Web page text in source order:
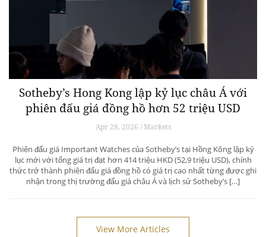
Sotheby’s Hong Kong lập kỷ lục châu Á với
phiên đấu giá đồng hồ hơn 52 triệu USD
Apr 28, 2026 / Markets
Phiên đấu giá Important Watches của Sotheby’s tại Hồng Kông lập kỷ
lục mới với tổng giá trị đạt hơn 414 triệu HKD (52,9 triệu USD), chính
thức trở thành phiên đấu giá đồng hồ có giá trị cao nhất từng được ghi
nhận trong thị trường đấu giá châu Á và lịch sử Sotheby’s […]
View More Articles